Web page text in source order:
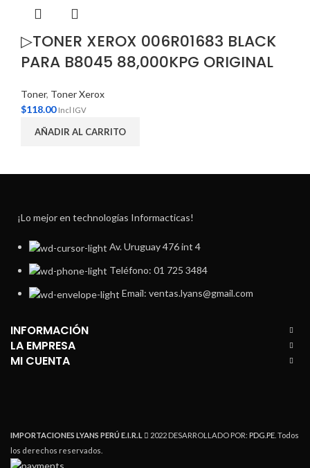
▷TONER XEROX 006R01683 BLACK
PARA B8045 88,000KPG ORIGINAL
Toner, Toner Xerox
$118.00 Incl IGV
AÑADIR AL CARRITO
¡Lo mejor en technologías Informacticas!
Av. Uruguay 476 int 4
Teléfono: 01 725 3484
Email: ventas.lyans@gmail.com
INFORMACIÓN
LA EMPRESA
MI CUENTA
IMPORTACIONES LYANS PERÚ E.I.R.L 2022 DESARROLLADO POR: PDG.PE . Todos
los derechos reservados.